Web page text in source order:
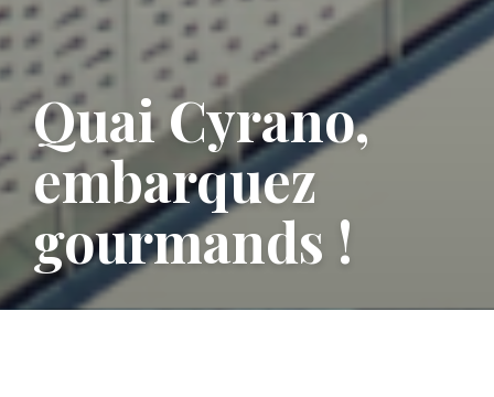
Quai Cyrano,
embarquez
gourmands !